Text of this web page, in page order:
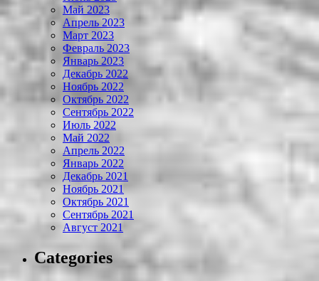
Май 2023
Апрель 2023
Март 2023
Февраль 2023
Январь 2023
Декабрь 2022
Ноябрь 2022
Октябрь 2022
Сентябрь 2022
Июль 2022
Май 2022
Апрель 2022
Январь 2022
Декабрь 2021
Ноябрь 2021
Октябрь 2021
Сентябрь 2021
Август 2021
Categories